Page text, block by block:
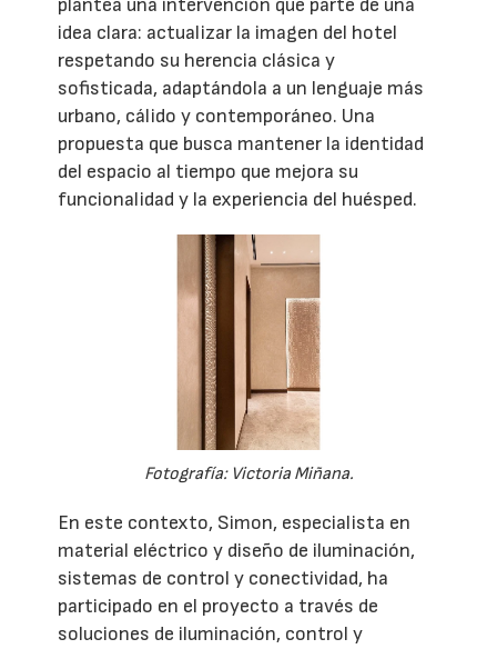
plantea una intervención que parte de una
idea clara: actualizar la imagen del hotel
respetando su herencia clásica y
sofisticada, adaptándola a un lenguaje más
urbano, cálido y contemporáneo. Una
propuesta que busca mantener la identidad
del espacio al tiempo que mejora su
funcionalidad y la experiencia del huésped.
Fotografía: Victoria Miñana.
En este contexto, Simon, especialista en
material eléctrico y diseño de iluminación,
sistemas de control y conectividad, ha
participado en el proyecto a través de
soluciones de iluminación, control y